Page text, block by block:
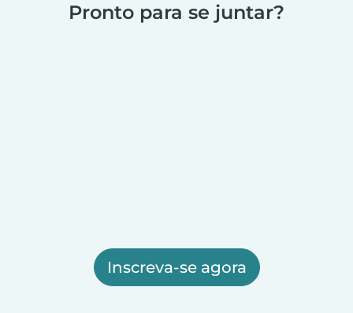
Pronto para se juntar?
Inscreva-se agora